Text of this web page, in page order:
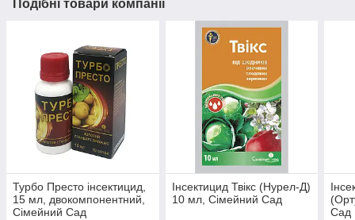
Подібні товари компанії
Турбо Престо інсектицид,
15 мл, двокомпонентний,
Сімейний Сад
Інсектицид Твікс (Нурел-Д)
10 мл, Сімейний Сад
Сад